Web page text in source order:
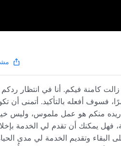
كامنة فيكم. أنا في انتظار ردكم
فسوف أفعله بالتأكيد. أتمنى أن
منكم هو عمل ملموس، وليس
إذا كنت حقًا عاملاً في الخدمة، فهل يمكنك أن تقدم لي